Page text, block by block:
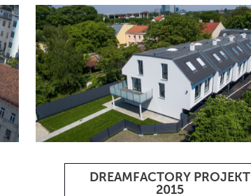
DREAMFACTORY PROJEKT
2015